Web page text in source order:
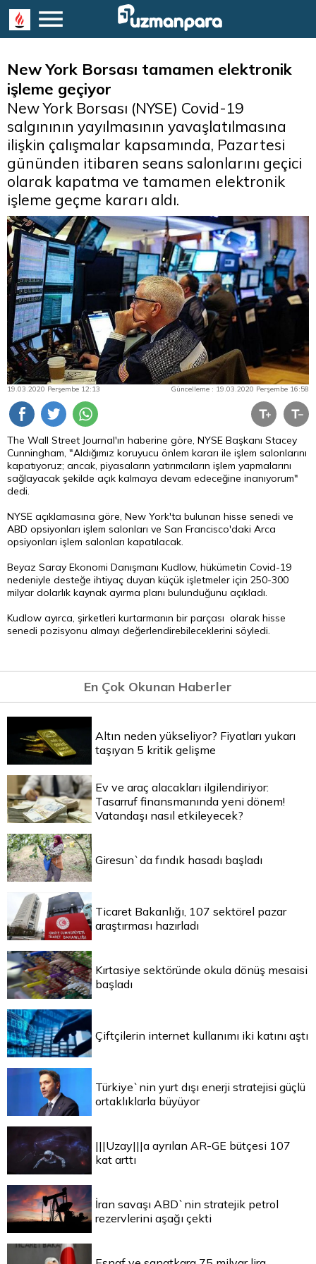
New York Borsası tamamen elektronik
işleme geçiyor
New York Borsası (NYSE) Covid-19
salgınının yayılmasının yavaşlatılmasına
ilişkin çalışmalar kapsamında, Pazartesi
gününden itibaren seans salonlarını geçici
olarak kapatma ve tamamen elektronik
işleme geçme kararı aldı.
19.03.2020 Perşembe 12:13 Güncelleme : 19.03.2020 Perşembe 16:58
The Wall Street Journal'ın haberine göre, NYSE Başkanı Stacey
Cunningham, "Aldığımız koruyucu önlem kararı ile işlem salonlarını
kapatıyoruz; ancak, piyasaların yatırımcıların işlem yapmalarını
sağlayacak şekilde açık kalmaya devam edeceğine inanıyorum"
dedi.
NYSE açıklamasına göre, New York'ta bulunan hisse senedi ve
ABD opsiyonları işlem salonları ve San Francisco'daki Arca
opsiyonları işlem salonları kapatılacak.
Beyaz Saray Ekonomi Danışmanı Kudlow, hükümetin Covid-19
nedeniyle desteğe ihtiyaç duyan küçük işletmeler için 250-300
milyar dolarlık kaynak ayırma planı bulunduğunu açıkladı.
Kudlow ayırca, şirketleri kurtarmanın bir parçası olarak hisse
senedi pozisyonu almayı değerlendirebileceklerini söyledi.
En Çok Okunan Haberler
Altın neden yükseliyor? Fiyatları yukarı
taşıyan 5 kritik gelişme
Ev ve araç alacakları ilgilendiriyor:
Tasarruf finansmanında yeni dönem!
Vatandaşı nasıl etkileyecek?
Giresun`da fındık hasadı başladı
Ticaret Bakanlığı, 107 sektörel pazar
araştırması hazırladı
Kırtasiye sektöründe okula dönüş mesaisi
başladı
Çiftçilerin internet kullanımı iki katını aştı
Türkiye`nin yurt dışı enerji stratejisi güçlü
ortaklıklarla büyüyor
|||Uzay|||a ayrılan AR-GE bütçesi 107
kat arttı
İran savaşı ABD`nin stratejik petrol
rezervlerini aşağı çekti